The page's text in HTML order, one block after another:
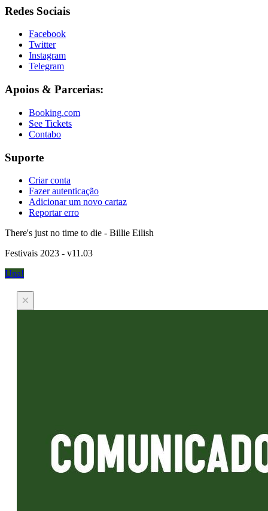
Redes Sociais
Facebook
Twitter
Instagram
Telegram
Apoios & Parcerias:
Booking.com
See Tickets
Contabo
Suporte
Criar conta
Fazer autenticação
Adicionar um novo cartaz
Reportar erro
There's just no time to die - Billie Eilish
Festivais 2023 - v11.03
Upa!
×